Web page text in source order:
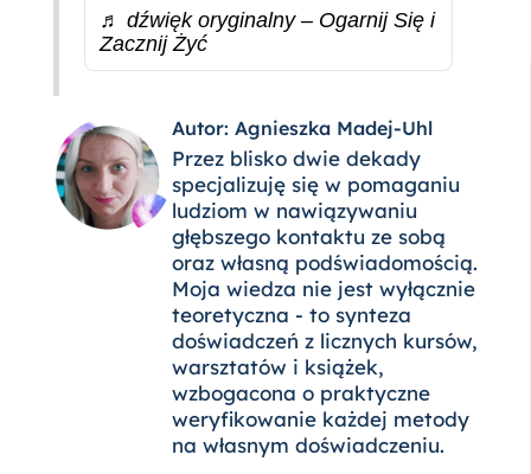
♬ dźwięk oryginalny – Ogarnij Się i
Zacznij Żyć
Autor: Agnieszka Madej-Uhl
Przez blisko dwie dekady
specjalizuję się w pomaganiu
ludziom w nawiązywaniu
głębszego kontaktu ze sobą
oraz własną podświadomością.
Moja wiedza nie jest wyłącznie
teoretyczna - to synteza
doświadczeń z licznych kursów,
warsztatów i książek,
wzbogacona o praktyczne
weryfikowanie każdej metody
na własnym doświadczeniu.